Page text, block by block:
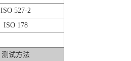
ISO 527-2
ISO 178
测试方法